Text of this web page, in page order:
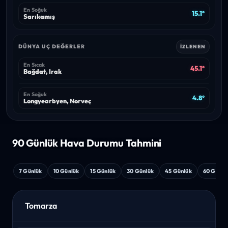
En Soğuk
Sarıkamış 15.1°
DÜNYA UÇ DEĞERLER İZLENEN
En Sıcak
Bağdat, Irak 45.1°
En Soğuk
Longyearbyen, Norveç 4.8°
90 Günlük Hava Durumu Tahmini
7 Günlük 10 Günlük 15 Günlük 30 Günlük 45 Günlük 60
Tomarza